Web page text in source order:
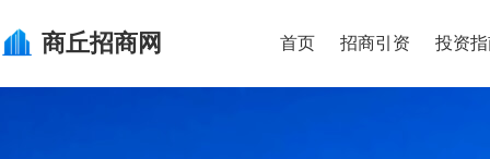
商丘招商网 首页 招商引资 投资